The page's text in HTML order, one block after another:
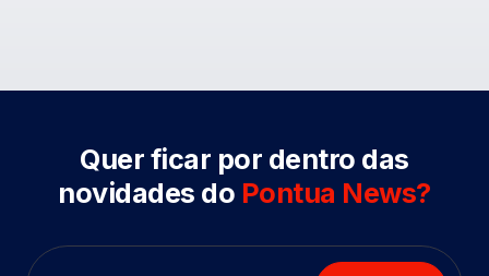
Quer ficar por dentro das
novidades do Pontua News?